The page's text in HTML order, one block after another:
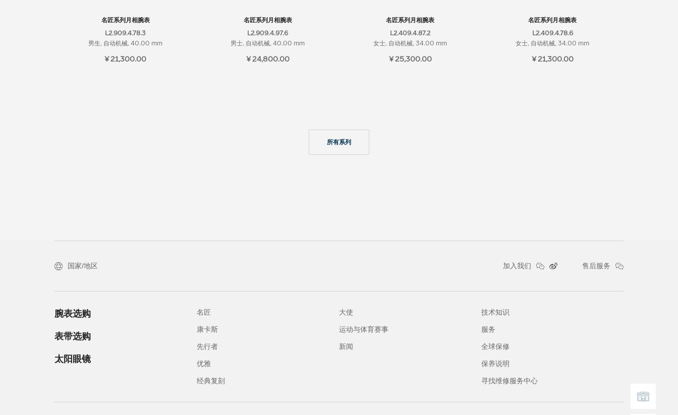
名匠系列月相腕表
L2.909.4.78.3
男生, 自动机械, 40.00 mm
¥ 21,300.00
名匠系列月相腕表
L2.909.4.97.6
男士, 自动机械, 40.00 mm
¥ 24,800.00
名匠系列月相腕表
L2.409.4.87.2
女士, 自动机械, 34.00 mm
¥ 25,300.00
名匠系列月相腕表
L2.409.4.78.6
女士, 自动机械, 34.00 mm
¥ 21,300.00
所有系列
国家/地区 加入我们 售后服务
腕表选购
表带选购
太阳眼镜
名匠
康卡斯
先行者
优雅
经典复刻
大使
运动与体育赛事
新闻
技术知识
服务
全球保修
保养说明
寻找维修服务中心